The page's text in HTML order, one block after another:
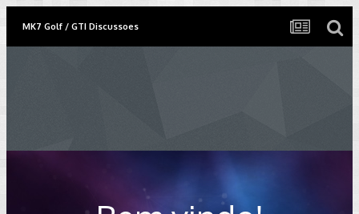
MK7 Golf / GTI Discussoes